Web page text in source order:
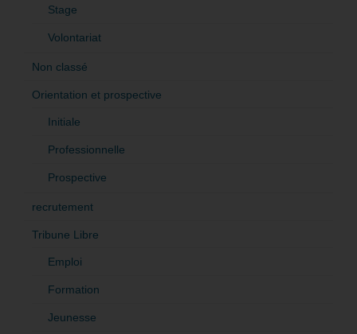
Stage
Volontariat
Non classé
Orientation et prospective
Initiale
Professionnelle
Prospective
recrutement
Tribune Libre
Emploi
Formation
Jeunesse